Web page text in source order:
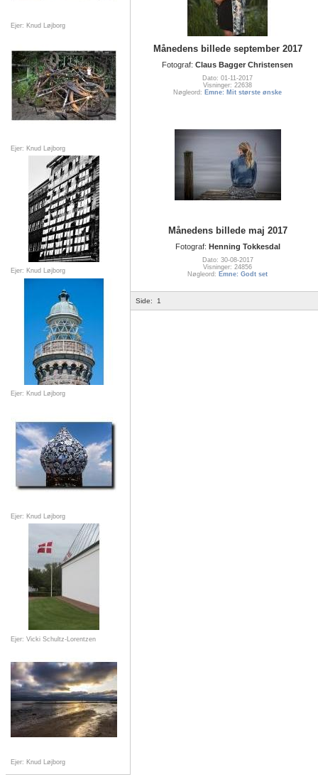
Ejer: Knud Løjborg
Ejer: Knud Løjborg
Ejer: Knud Løjborg
Ejer: Knud Løjborg
Ejer: Knud Løjborg
Ejer: Vicki Schultz-Lorentzen
Ejer: Knud Løjborg
Månedens billede september 2017
Fotograf: Claus Bagger Christensen
Dato: 01-11-2017
Visninger: 22638
Nøgleord: Emne: Mit største ønske
Månedens billede maj 2017
Fotograf: Henning Tokkesdal
Dato: 30-08-2017
Visninger: 24856
Nøgleord: Emne: Godt set
Side: 1